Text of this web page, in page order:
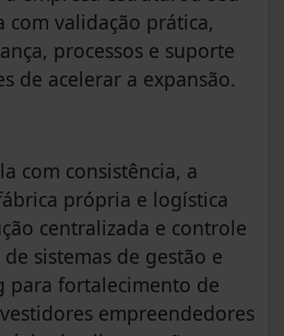
validação prática,
processos e suporte
de acelerar a expansão.
com consistência, a
própria e logística
centralizada e controle
sistemas de gestão e
para fortalecimento de
empreendedores